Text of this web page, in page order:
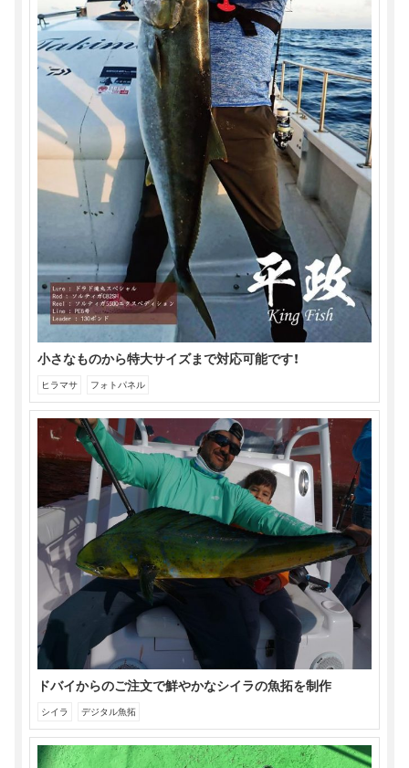
で
開
き
ま
す)
小さなものから特大サイズまで対応可能です！
ヒラマサ フォトパネル
ドバイからのご注文で鮮やかなシイラの魚拓を制作
シイラ デジタル魚拓